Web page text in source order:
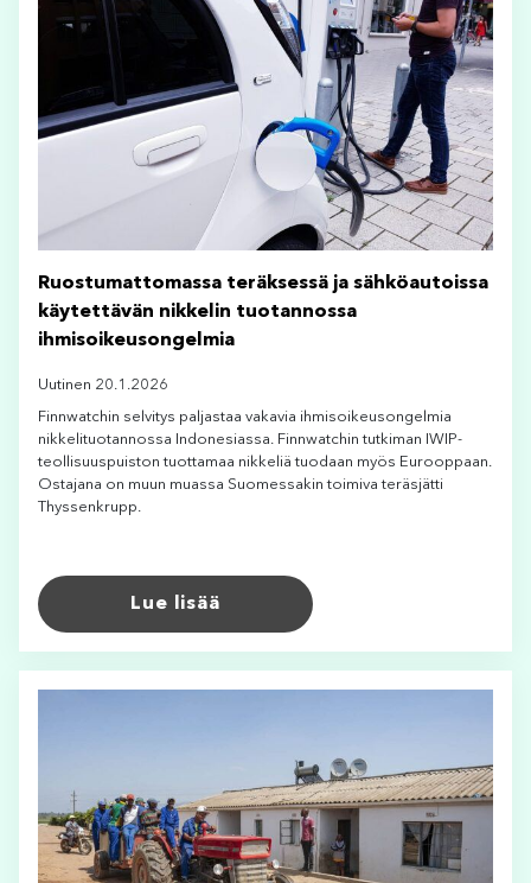
Ruostumattomassa teräksessä ja sähköautoissa
käytettävän nikkelin tuotannossa
ihmisoikeusongelmia
Uutinen 20.1.2026
Finnwatchin selvitys paljastaa vakavia ihmisoikeusongelmia
nikkelituotannossa Indonesiassa. Finnwatchin tutkiman IWIP-
teollisuuspuiston tuottamaa nikkeliä tuodaan myös Eurooppaan.
Ostajana on muun muassa Suomessakin toimiva teräsjätti
Thyssenkrupp.
Lue lisää